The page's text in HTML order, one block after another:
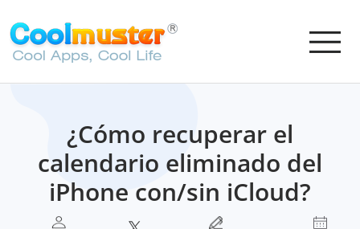
¿Cómo recuperar el
calendario eliminado del
iPhone con/sin iCloud?